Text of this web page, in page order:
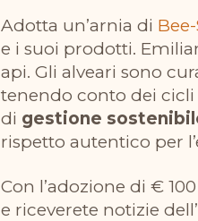
Gold
quantità
Adotta un’arnia di
e i suoi prodotti.
api. Gli alveari sono
tenendo conto dei cicli
di gestione
rispetto autentico per
Con l’adozione di €
e riceverete notizie